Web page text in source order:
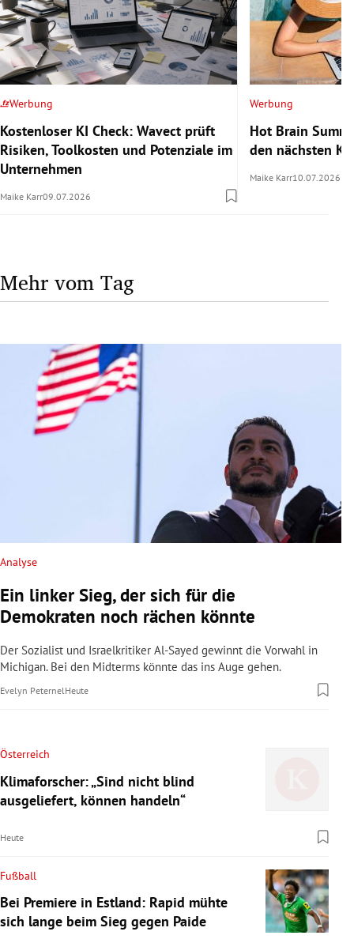
Werbung
Kostenloser KI Check: Wavect prüft
Risiken, Toolkosten und Potenziale im
Unternehmen
Maike Karr09.07.2026
Werbung
Hot Brain
den nächsten
Maike Karr10.07.2026
Mehr vom Tag
Analyse
Ein linker Sieg, der sich für die
Demokraten noch rächen könnte
Der Sozialist und Israelkritiker Al-Sayed gewinnt die Vorwahl in
Michigan. Bei den Midterms könnte das ins Auge gehen.
Evelyn Peternel Heute
Österreich
Klimaforscher: „Sind nicht blind
ausgeliefert, können handeln“
Heute
Fußball
Bei Premiere in Estland: Rapid mühte
sich lange beim Sieg gegen Paide